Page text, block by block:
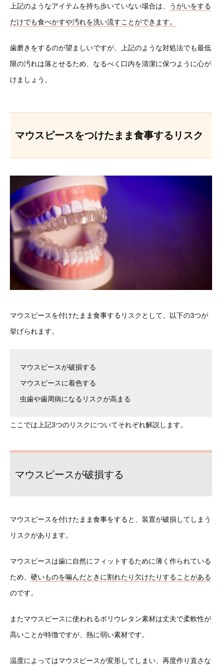
上記のようなアイテムを持ち歩いていない場合は、
うがいをする
だけでも食べかすや汚れを洗い流すことができます。
歯磨きをするのが望ましいですが、上記のような対処法でも最低
限の汚れは落とせるため、なるべく口内を清潔に保つように心が
けましょう。
マウスピースをつけたまま食事するリスク
マウスピースを付けたまま食事するリスクとして、以下の3つが
挙げられます。
マウスピースが破損する
マウスピースに着色する
虫歯や歯周病になるリスクが高まる
ここでは上記3つのリスクについてそれぞれ解説します。
マウスピースが破損する
マウスピースを付けたまま食事をすると、装置が破損してしまう
リスクがあります。
マウスピースは歯に自然にフィットするために薄く作られている
ため、 硬いものを噛んだときに割れたり欠けたりすることがある
のです。
またマウスピースに使われるポリウレタン素材は丈夫で柔軟性が
高いことが特徴ですが、熱に弱い素材です。
温度によってはマウスピースが変形してしまい、再度作り直さな